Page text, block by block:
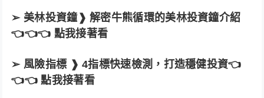
➢ 美林投資鐘❱ 解密牛熊循環的美林投資鐘介紹
👈👈👈 點我接著看
➢ 風險指標 ❱ 4指標快速檢測，打造穩健投資👈
👈👈 點我接著看